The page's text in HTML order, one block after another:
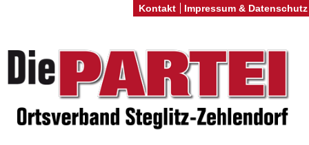
Kontakt Impressum & Datenschutz